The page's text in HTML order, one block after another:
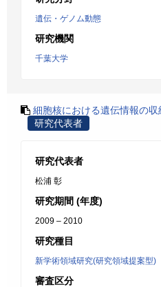
遺伝・ゲノム動態
研究機関
千葉大学
細胞核における遺伝情報の
研究代表者
研究代表者
松浦 彰
研究期間 (年度)
2009 – 2010
研究種目
新学術領域研究(研究領域提案型)
審査区分